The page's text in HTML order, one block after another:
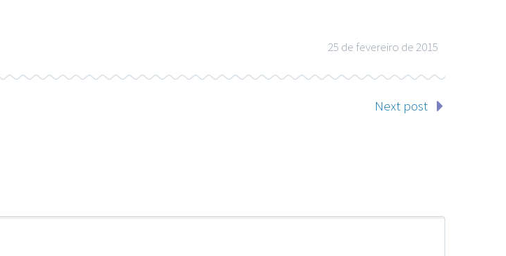
25 de fevereiro de 2015
Next post